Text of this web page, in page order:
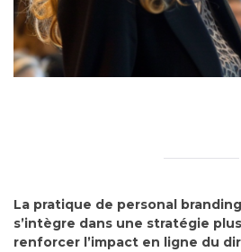
La pratique de personal
s’intègre dans une stratégie
renforcer l’impact en ligne du